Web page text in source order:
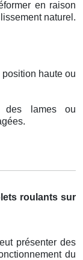
en raison
naturel.
position haute ou
des lames ou
roulants sur
présenter des
du